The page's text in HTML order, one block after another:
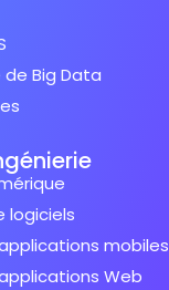
Big Data
logiciels
mobiles
Web